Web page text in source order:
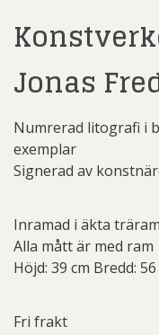
Jonas
Numrerad litografi i
exemplar
Signerad av
Inramad i äkta
Alla mått är med ram
Höjd: 39 cm Bredd: 56
Fri frakt